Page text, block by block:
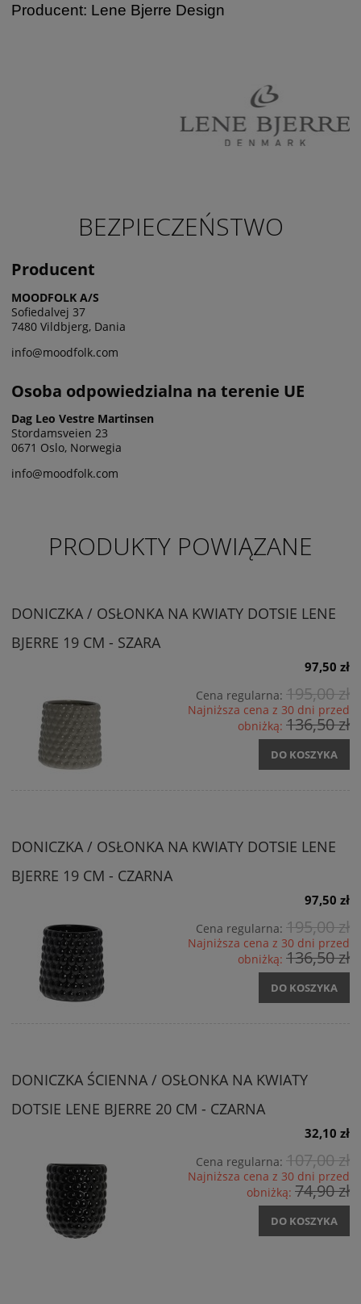
Producent: Lene Bjerre Design
BEZPIECZEŃSTWO
Producent
MOODFOLK A/S
Sofiedalvej 37
7480 Vildbjerg, Dania
info@moodfolk.com
Osoba odpowiedzialna na terenie UE
Dag Leo Vestre Martinsen
Stordamsveien 23
0671 Oslo, Norwegia
info@moodfolk.com
PRODUKTY POWIĄZANE
DONICZKA / OSŁONKA NA KWIATY DOTSIE LENE
BJERRE 19 CM - SZARA
97,50 zł
Cena regularna: 195,00 zł
Najniższa cena z 30 dni przed
obniżką: 136,50 zł
DO KOSZYKA
DONICZKA / OSŁONKA NA KWIATY DOTSIE LENE
BJERRE 19 CM - CZARNA
97,50 zł
Cena regularna: 195,00 zł
Najniższa cena z 30 dni przed
obniżką: 136,50 zł
DO KOSZYKA
DONICZKA ŚCIENNA / OSŁONKA NA KWIATY
DOTSIE LENE BJERRE 20 CM - CZARNA
32,10 zł
Cena regularna: 107,00 zł
Najniższa cena z 30 dni przed
obniżką: 74,90 zł
DO KOSZYKA